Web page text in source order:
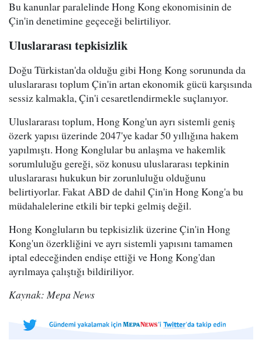
Bu kanunlar paralelinde Hong Kong ekonomisinin de
Çin'in denetimine geçeceği belirtiliyor.
Uluslararası tepkisizlik
Doğu Türkistan'da olduğu gibi Hong Kong sorununda da
uluslararası toplum Çin'in artan ekonomik gücü karşısında
sessiz kalmakla, Çin'i cesaretlendirmekle suçlanıyor.
Uluslararası toplum, Hong Kong'un ayrı sistemli geniş
özerk yapısı üzerinde 2047'ye kadar 50 yıllığına hakem
yapılmıştı. Hong Konglular bu anlaşma ve hakemlik
sorumluluğu gereği, söz konusu uluslararası tepkinin
uluslararası hukukun bir zorunluluğu olduğunu
belirtiyorlar. Fakat ABD de dahil Çin'in Hong Kong'a bu
müdahalelerine etkili bir tepki gelmiş değil.
Hong Kongluların bu tepkisizlik üzerine Çin'in Hong
Kong'un özerkliğini ve ayrı sistemli yapısını tamamen
iptal edeceğinden endişe ettiği ve Hong Kong'dan
ayrılmaya çalıştığı bildiriliyor.
Kaynak: Mepa News